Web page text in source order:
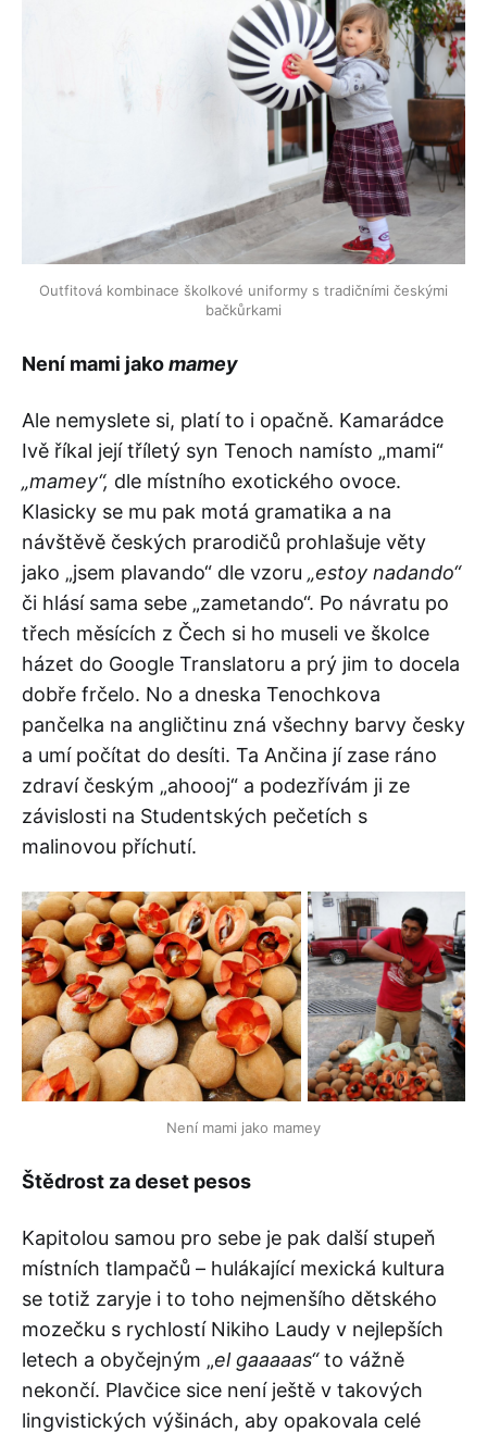
Outfitová kombinace školkové uniformy s tradičními českými
bačkůrkami
Není mami jakomamey
Ale nemyslete si, platí to i opačně. Kamarádce
Ivě říkal její tříletý syn Tenoch namísto „mami“
„mamey“, dle místního exotického ovoce.
Klasicky se mu pak motá gramatika a na
návštěvě českých prarodičů prohlašuje věty
jako „jsem plavando“ dle vzoru „estoy nadando“
či hlásí sama sebe „zametando“. Po návratu po
třech měsících z Čech si ho museli ve školce
házet do Google Translatoru a prý jim to docela
dobře frčelo. No a dneska Tenochkova
pančelka na angličtinu zná všechny barvy česky
a umí počítat do desíti. Ta Ančina jí zase ráno
zdraví českým „ahoooj“ a podezřívám ji ze
závislosti na Studentských pečetích s
malinovou příchutí.
Není mami jako mamey
Štědrost za deset pesos
Kapitolou samou pro sebe je pak další stupeň
místních tlampačů – hulákající mexická kultura
se totiž zaryje i to toho nejmenšího dětského
mozečku s rychlostí Nikiho Laudy v nejlepších
letech a obyčejným „el gaaaaas“to vážně
nekončí. Plavčice sice není ještě v takových
lingvistických výšinách, aby opakovala celé